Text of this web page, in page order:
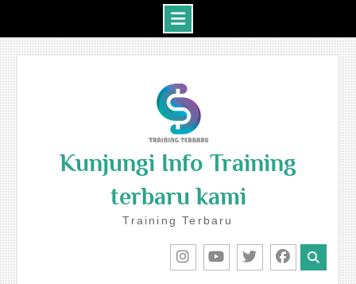
Kunjungi Info Training
terbaru kami
Training Terbaru